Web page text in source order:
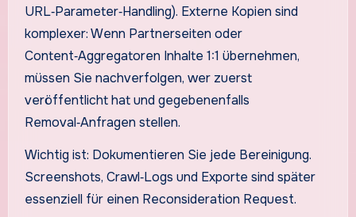
URL‑Parameter‑Handling). Externe Kopien sind
komplexer: Wenn Partnerseiten oder
Content‑Aggregatoren Inhalte 1:1 übernehmen,
müssen Sie nachverfolgen, wer zuerst
veröffentlicht hat und gegebenenfalls
Removal‑Anfragen stellen.
Wichtig ist: Dokumentieren Sie jede Bereinigung.
Screenshots, Crawl‑Logs und Exporte sind später
essenziell für einen Reconsideration Request.